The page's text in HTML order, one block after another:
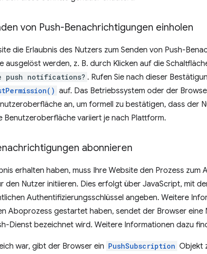
von Push-Benachrichtigungen einholen
die Erlaubnis des Nutzers zum Senden von Push-
ausgelöst werden, z. B. durch Klicken auf die
push notifications? . Rufen Sie nach dieser
auf. Das Betriebssystem oder der
an, um formell zu bestätigen, dass der
Benutzeroberfläche variiert je nach Plattform.
abonnieren
erhalten haben, muss Ihre Website den Prozess zum
den Nutzer initiieren. Dies erfolgt über JavaScript, mit
Authentifizierungsschlüssel angeben. Weitere
Aboprozess gestartet haben, sendet der Browser eine
Dienst bezeichnet wird. Weitere Informationen dazu
war, gibt der Browser ein PushSubscription Objekt